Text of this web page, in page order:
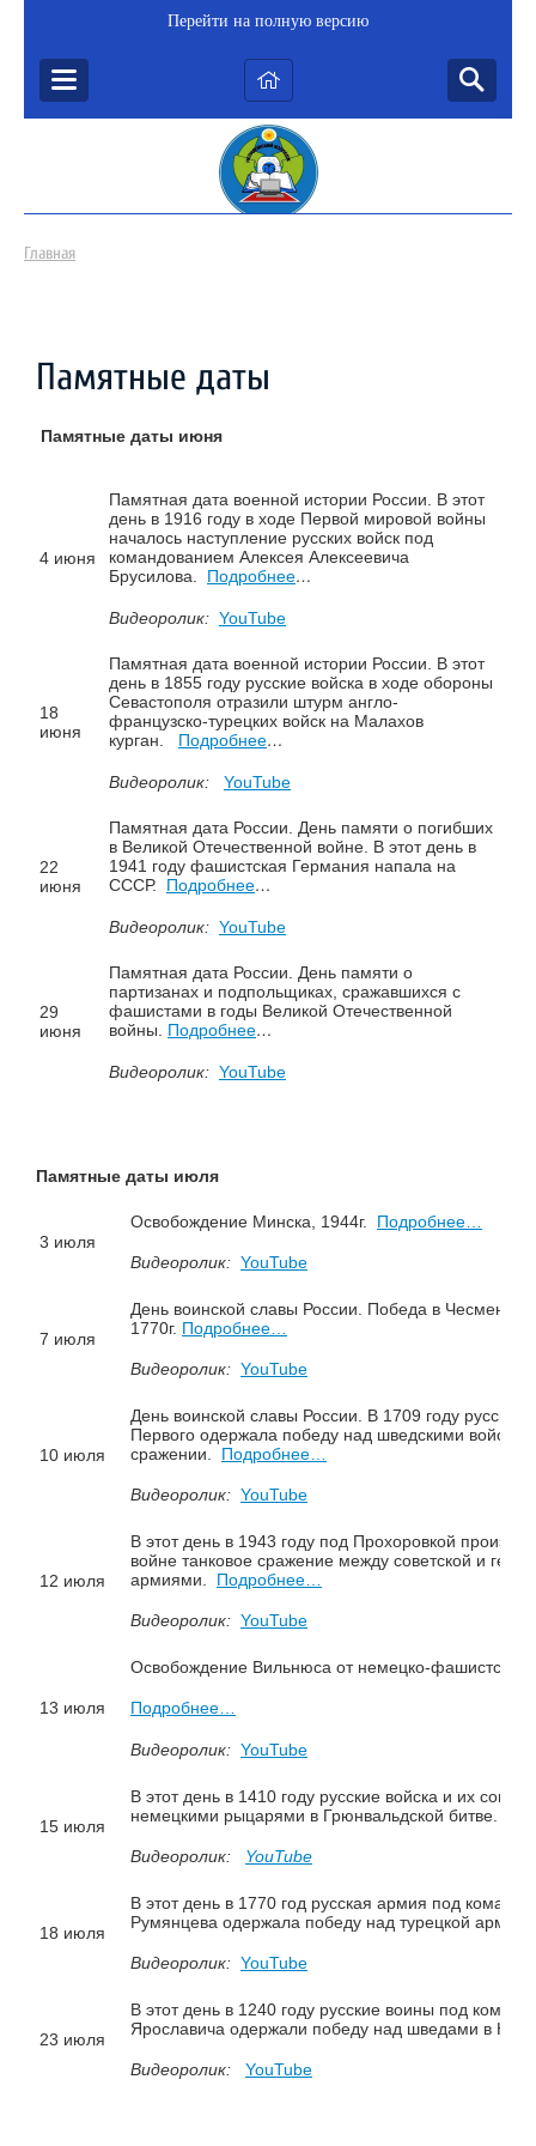
Перейти на полную версию
Главная
Памятные даты
Памятные даты июня
4 июня
Памятная дата военной истории России. В этот
день в 1916 году в ходе Первой мировой войны
началось наступление русских войск под
командованием Алексея Алексеевича
Брусилова. Подробнее…
Видеоролик: YouTube
18
июня
Памятная дата военной истории России. В этот
день в 1855 году русские войска в ходе обороны
Севастополя отразили штурм англо-
французско-турецких войск на Малахов
курган. Подробнее…
Видеоролик: YouTube
22
июня
Памятная дата России. День памяти о погибших
в Великой Отечественной войне. В этот день в
1941 году фашистская Германия напала на
СССР. Подробнее…
Видеоролик: YouTube
29
июня
Памятная дата России. День памяти о
партизанах и подпольщиках, сражавшихся с
фашистами в годы Великой Отечественной
войны. Подробнее…
Видеоролик: YouTube
Памятные даты июля
3 июля
Освобождение Минска, 1944г. Подробнее…
Видеоролик: YouTube
7 июля
День воинской славы России. Победа в
1770г. Подробнее…
Видеоролик: YouTube
10 июля
День воинской славы России. В 1709 году
Первого одержала победу над шведскими
сражении. Подробнее…
Видеоролик: YouTube
12 июля
В этот день в 1943 году под Прохоровкой
войне танковое сражение между советской и
армиями. Подробнее…
Видеоролик: YouTube
13 июля
Освобождение Вильнюса от немецко-фашистских
Подробнее…
Видеоролик: YouTube
15 июля
В этот день в 1410 году русские войска и их
немецкими рыцарями в Грюнвальдской битве.
Видеоролик: YouTube
18 июля
В этот день в 1770 год русская армия под
Румянцева одержала победу над турецкой
Видеоролик: YouTube
23 июля
В этот день в 1240 году русские воины под
Ярославича одержали победу над шведами в
Видеоролик: YouTube